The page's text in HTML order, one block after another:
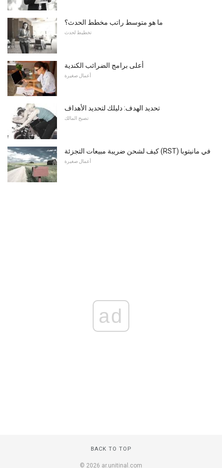
ما هو متوسط ​​راتب مخطط الحدث؟
تخطيط لحدث
أعلى برامج الضرائب الكندية
أعمال صغيرة
تحديد الهدف: دليلك لتحديد الأهداف
تصبح المالك
كيف لشحن ضريبة مبيعات التجزئة (RST) في مانيتوبا
أعمال صغيرة
ad
BACK TO TOP
© 2026 ar.unitinal.com